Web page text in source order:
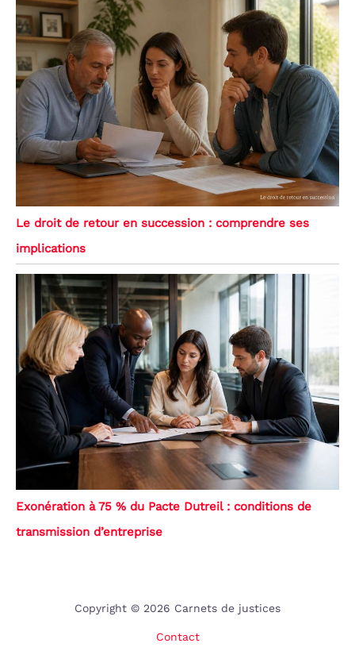
Le droit de retour en succession : comprendre ses
implications
Exonération à 75 % du Pacte Dutreil : conditions de
transmission d’entreprise
Copyright © 2026 Carnets de justices
Contact